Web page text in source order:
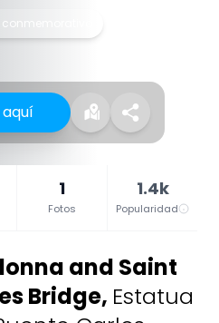
1
Fotos
1.4k
Popularidad
and Saint
Bridge, Estatua